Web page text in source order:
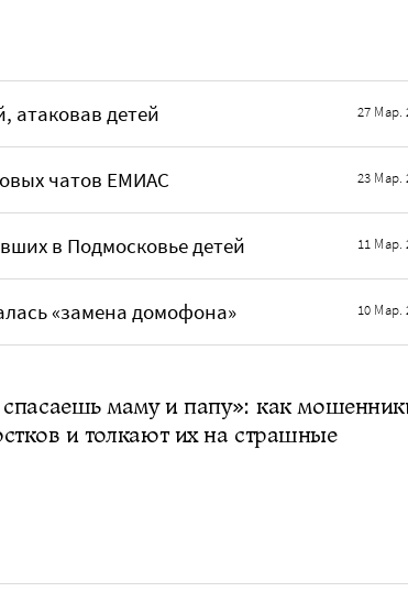
атаковав детей 27 Мар.
чатов ЕМИАС 23 Мар.
в Подмосковье детей 11 Мар.
«замена домофона» 10 Мар.
маму и папу»: как
и толкают их на страшные